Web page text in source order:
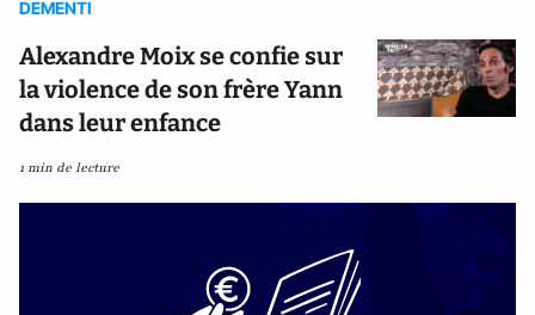
DEMENTI
Alexandre Moix se confie sur
la violence de son frère Yann
dans leur enfance
1 min de lecture